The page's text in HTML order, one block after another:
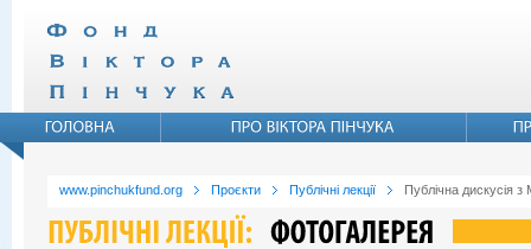
www.pinchukfund.org Проєкти Публічні лекції Публічна дискусія